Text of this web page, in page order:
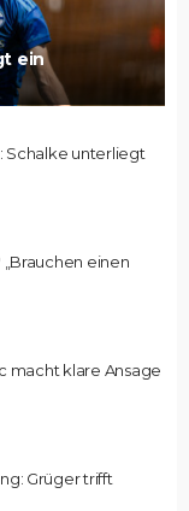
ein
Schalke unterliegt
einen
macht klare Ansage
Grüger trifft